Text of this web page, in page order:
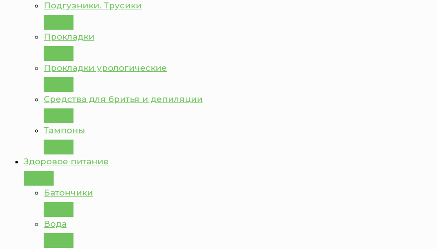
Подгузники. Трусики
Прокладки
Прокладки урологические
Средства для бритья и депиляции
Тампоны
Здоровое питание
Батончики
Вода